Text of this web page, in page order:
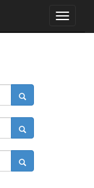
Menu